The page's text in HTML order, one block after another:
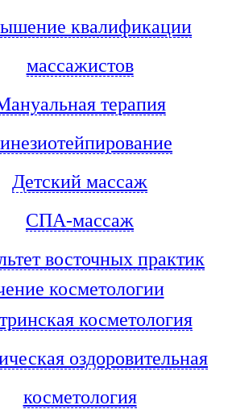
квалификации
массажистов
терапия
Детский массаж
СПА-массаж
восточных практик
косметологии
косметология
оздоровительная
косметология